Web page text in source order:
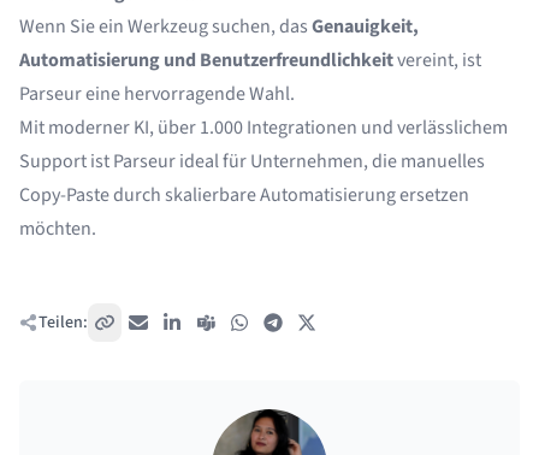
Wenn Sie ein Werkzeug suchen, dasGenauigkeit,
Automatisierung und Benutzerfreundlichkeitvereint, ist
Parseureine hervorragende Wahl.
Mit moderner KI, über 1.000 Integrationen und verlässlichem
Support ist Parseur ideal für Unternehmen, die manuelles
Copy-Paste durch skalierbare Automatisierung ersetzen
möchten.
Teilen: Link kopieren
E-Mail LinkedIn
Teams WhatsAppTelegram